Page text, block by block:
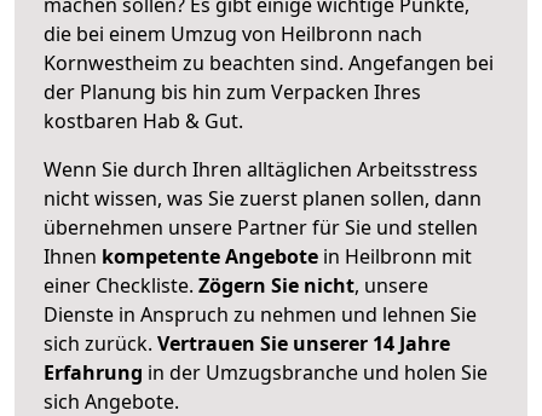
die bei einem Umzug von Heilbronn nach
Kornwestheim zu beachten sind. Angefangen bei
der Planung bis hin zum Verpacken Ihres
kostbaren Hab & Gut.
Wenn Sie durch Ihren alltäglichen Arbeitsstress
nicht wissen, was Sie zuerst planen sollen, dann
übernehmen unsere Partner für Sie und stellen
Ihnen kompetente Angebote in Heilbronn mit
einer Checkliste. Zögern Sie nicht, unsere
Dienste in Anspruch zu nehmen und lehnen Sie
sich zurück. Vertrauen Sie unserer 14 Jahre
Erfahrung in der Umzugsbranche und holen Sie
sich Angebote.